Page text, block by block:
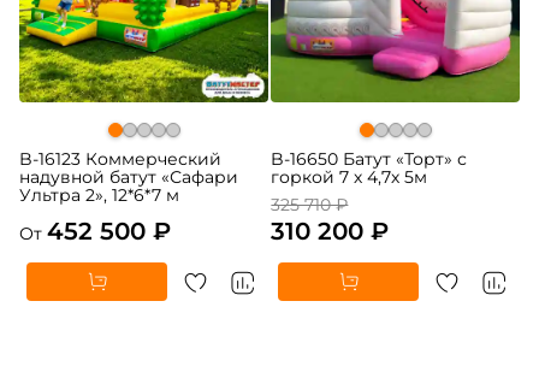
B-16123 Коммерческий
надувной батут «Сафари
Ультра 2», 12*6*7 м
От 452 500 ₽
B-16650 Батут «Торт» с
горкой 7 х 4,7х 5м
325 710 ₽
310 200 ₽